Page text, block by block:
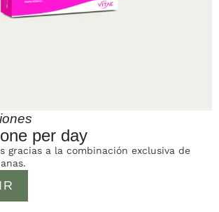
per day
gracias a la combinación exclusiva de